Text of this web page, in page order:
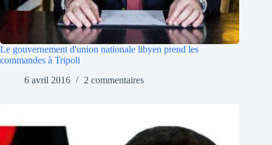
Le gouvernement d'union nationale libyen prend les
commandes à Tripoli
6 avril 2016
2 commentaires